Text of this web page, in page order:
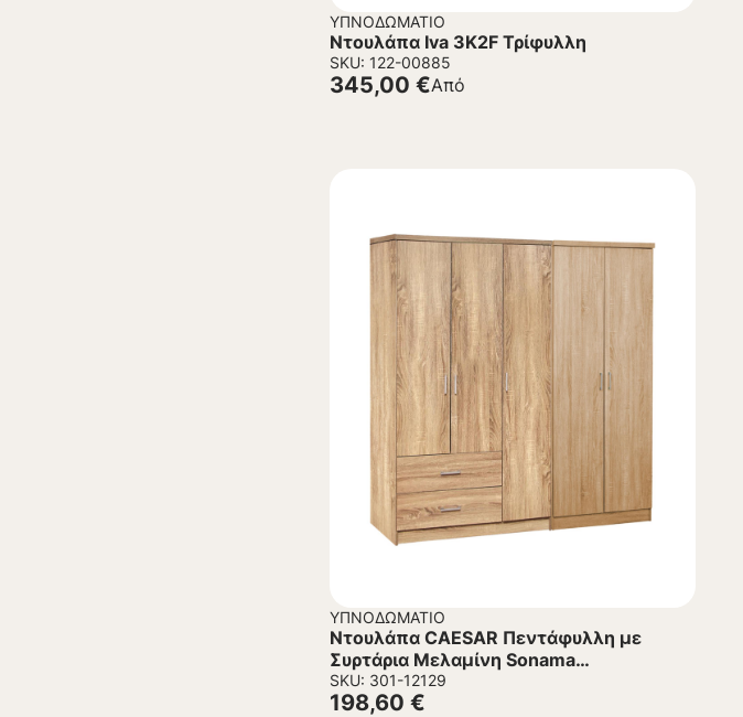
ΥΠΝΟΔΩΜΆΤΙΟ
Ντουλάπα Iva 3K2F Τρίφυλλη
SKU: 122-00885
Από
345,00 €
ΥΠΝΟΔΩΜΆΤΙΟ
Ντουλάπα CAESAR Πεντάφυλλη με
Συρτάρια Μελαμίνη Sonama
150×42.5×181Υεκ.
SKU: 301-12129
198,60 €